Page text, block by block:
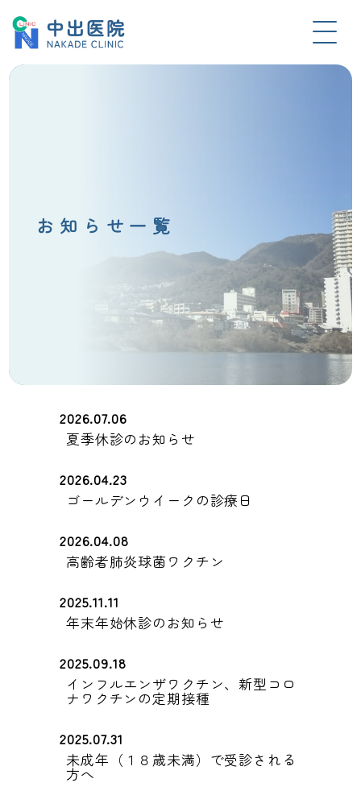
お知らせ一覧
2026.07.06
夏季休診のお知らせ
2026.04.23
ゴールデンウイークの診療日
2026.04.08
高齢者肺炎球菌ワクチン
2025.11.11
年末年始休診のお知らせ
2025.09.18
インフルエンザワクチン、新型コロ
ナワクチンの定期接種
2025.07.31
未成年（１８歳未満）で受診される
方へ